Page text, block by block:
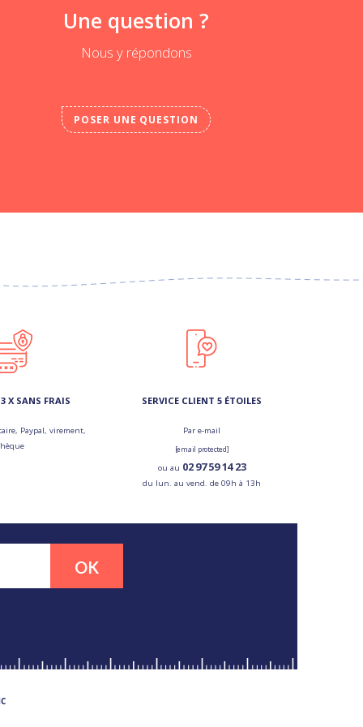
Une question ?
Nous y répondons
POSER UNE QUESTION
X SANS FRAIS
Paypal, virement,
SERVICE CLIENT 5 ÉTOILES
Par e-mail
[email protected]
ou au 02 97 59 14 23
du lun. au vend. de 09h à 13h
OK